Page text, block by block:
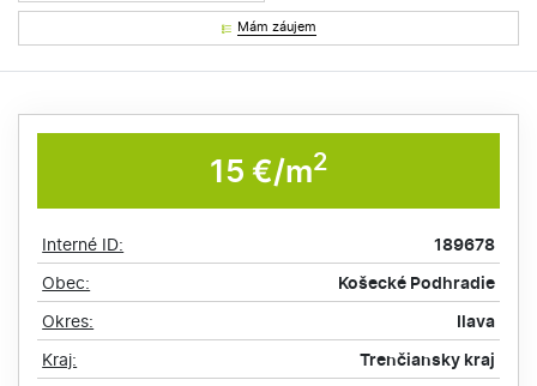
Mám záujem
15 €/m2
Interné ID:
189678
Obec:
Košecké Podhradie
Okres:
Ilava
Kraj:
Trenčiansky kraj